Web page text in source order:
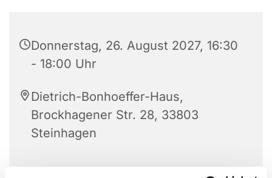
Donnerstag, 26. August 2027, 16:30
- 18:00 Uhr
Dietrich-Bonhoeffer-Haus,
Brockhagener Str. 28, 33803
Steinhagen